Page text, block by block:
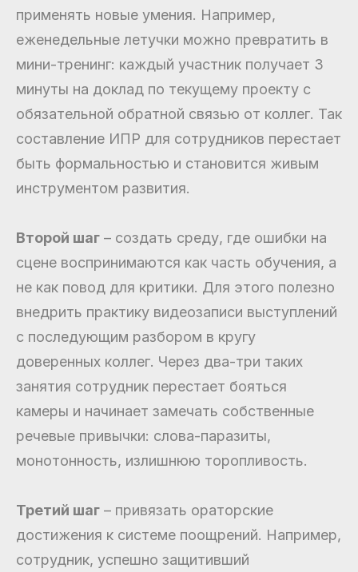
применять новые умения. Например,
еженедельные летучки можно превратить в
мини-тренинг: каждый участник получает 3
минуты на доклад по текущему проекту с
обязательной обратной связью от коллег. Так
составление ИПР для сотрудников перестает
быть формальностью и становится живым
инструментом развития.
Второй шаг – создать среду, где ошибки на
сцене воспринимаются как часть обучения, а
не как повод для критики. Для этого полезно
внедрить практику видеозаписи выступлений
с последующим разбором в кругу
доверенных коллег. Через два-три таких
занятия сотрудник перестает бояться
камеры и начинает замечать собственные
речевые привычки: слова-паразиты,
монотонность, излишнюю торопливость.
Третий шаг – привязать ораторские
достижения к системе поощрений. Например,
сотрудник, успешно защитивший